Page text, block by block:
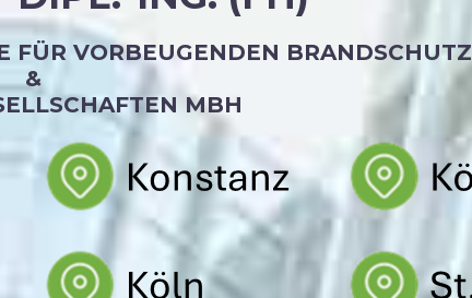
FÜR VORBEUGENDEN BRANDSCHUTZ
&
MBH